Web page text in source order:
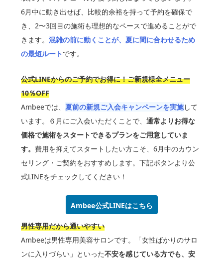
6月中に動き出せば、比較的余裕を持って予約を確保で
き、2〜3回目の施術も理想的なペースで進めることがで
きます。混雑の前に動くことが、夏に間に合わせるため
の最短ルート です。
公式LINEからのご予約でお得に！ご新規様全メニュー
10％OFF
Ambeeでは、夏前の新規ご入会キャンペーンを実施して
います。６月にご入会いただくことで、通常よりお得な
価格で施術をスタートできるプランをご用意していま
す。 費用を抑えてスタートしたい方こそ、6月中のカウン
セリング・ご契約をおすすめします。下記ボタンより公
式LINEをチェックしてください！
Ambee公式LINEはこちら
男性専用だから通いやすい
Ambeeは男性専用美容サロンです。「女性ばかりのサロ
ンに入りづらい」といった不安を感じている方でも、安